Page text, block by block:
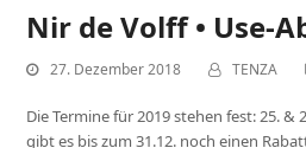
Nir de Volff • Use-
27. Dezember 2018 TENZA
Die Termine für 2019 stehen fest: 25. &
gibt es bis zum 31.12. noch einen